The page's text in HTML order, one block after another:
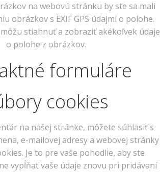
na webovú stránku by ste sa mali
obrázkov s EXIF GPS údajmi o polohe.
stiahnuť a zobraziť akékoľvek údaje
o polohe z obrázkov.
formuláre
cookies
na našej stránke, môžete súhlasiť s
e-mailovej adresy a webovej stránky
Je to pre vaše pohodlie, aby ste
vypĺňať vaše údaje znovu pri pridávaní